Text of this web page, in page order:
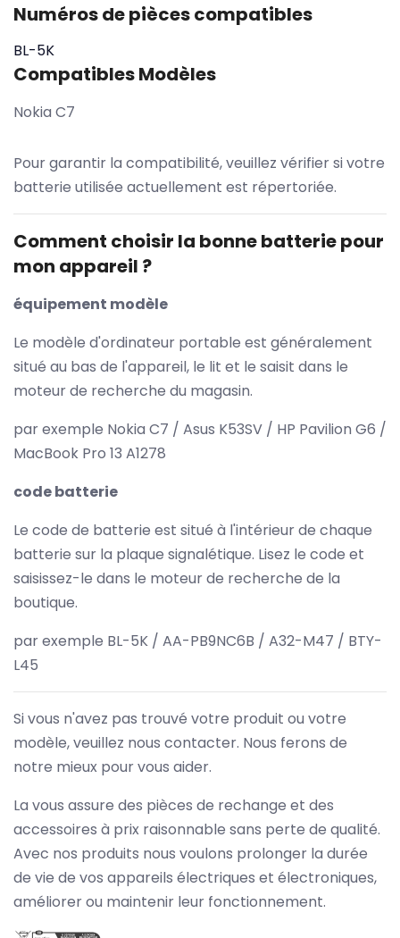
Numéros de pièces compatibles
BL-5K
Compatibles Modèles
Nokia C7
Pour garantir la compatibilité, veuillez vérifier si votre
batterie utilisée actuellement est répertoriée.
Comment choisir la bonne batterie pour
mon appareil ?
équipement modèle
Le modèle d'ordinateur portable est généralement
situé au bas de l'appareil, le lit et le saisit dans le
moteur de recherche du magasin.
par exemple Nokia C7 / Asus K53SV / HP Pavilion G6 /
MacBook Pro 13 A1278
code batterie
Le code de batterie est situé à l'intérieur de chaque
batterie sur la plaque signalétique. Lisez le code et
saisissez-le dans le moteur de recherche de la
boutique.
par exemple BL-5K / AA-PB9NC6B / A32-M47 / BTY-
L45
Si vous n'avez pas trouvé votre produit ou votre
modèle, veuillez nous contacter. Nous ferons de
notre mieux pour vous aider.
La vous assure des pièces de rechange et des
accessoires à prix raisonnable sans perte de qualité.
Avec nos produits nous voulons prolonger la durée
de vie de vos appareils électriques et électroniques,
améliorer ou maintenir leur fonctionnement.